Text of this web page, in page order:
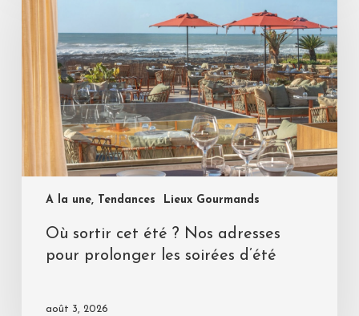
A la une, Tendances Lieux Gourmands
Où sortir cet été ? Nos adresses
pour prolonger les soirées d’été
août 3, 2026